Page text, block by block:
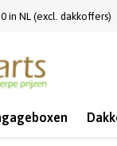
in NL (excl. dakkoffers)